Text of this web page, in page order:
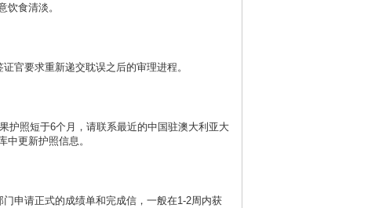
食清淡。
官要求重新递交耽误之后的审理进程。
护照短于6个月，请联系最近的中国驻澳大利亚大
更新护照信息。
申请正式的成绩单和完成信，一般在1-2周内获